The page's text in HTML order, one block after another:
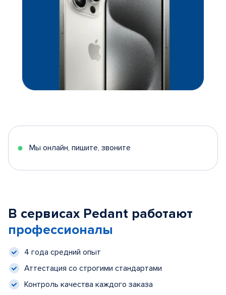
Мы онлайн, пишите, звоните
В сервисах Pedant работают
профессионалы
4 года средний опыт
Аттестация со строгими стандартами
Контроль качества каждого заказа